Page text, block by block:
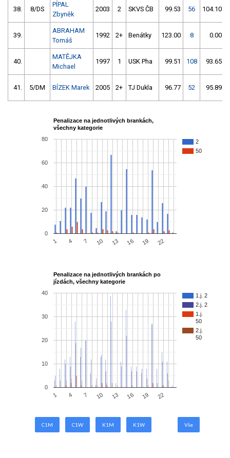
38. 8/DS
PÍPAL
Zbyněk
2003 2 SKVS ČB 99.53 56 104.10
39.
ABRAHAM
Tomáš
1992 2+ Benátky 123.00 8 0.00
40.
MATĚJKA
Michael
1997 1 USK Pha 99.51 108 93.65
41. 5/DM BÍZEK Marek 2005 2+ TJ Dukla 96.77 52 95.89
Penalizace na jednotlivých brankách,
všechny kategorie
2
50
1 4 7 10 13 16 19 22
0
20
40
60
80
Penalizace na jednotlivých brankách po
jízdách, všechny kategorie
1.j. 2
2.j. 2
1.j.
50
2.j.
50
1 4 7 10 13 16 19 22
0
10
20
30
40
C1M C1W K1M K1W Vše